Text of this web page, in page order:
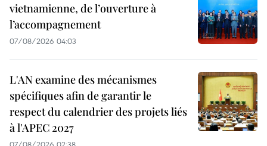
vietnamienne, de l’ouverture à
l’accompagnement
07/08/2026 04:03
L'AN examine des mécanismes
spécifiques afin de garantir le
respect du calendrier des projets liés
à l'APEC 2027